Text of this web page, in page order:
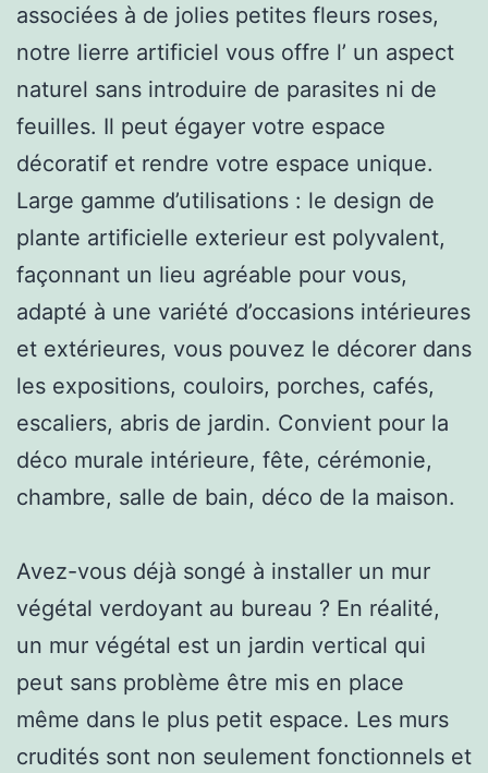
associées à de jolies petites fleurs roses,
notre lierre artificiel vous offre l’ un aspect
naturel sans introduire de parasites ni de
feuilles. Il peut égayer votre espace
décoratif et rendre votre espace unique.
Large gamme d’utilisations : le design de
plante artificielle exterieur est polyvalent,
façonnant un lieu agréable pour vous,
adapté à une variété d’occasions intérieures
et extérieures, vous pouvez le décorer dans
les expositions, couloirs, porches, cafés,
escaliers, abris de jardin. Convient pour la
déco murale intérieure, fête, cérémonie,
chambre, salle de bain, déco de la maison.
Avez-vous déjà songé à installer un mur
végétal verdoyant au bureau ? En réalité,
un mur végétal est un jardin vertical qui
peut sans problème être mis en place
même dans le plus petit espace. Les murs
crudités sont non seulement fonctionnels et